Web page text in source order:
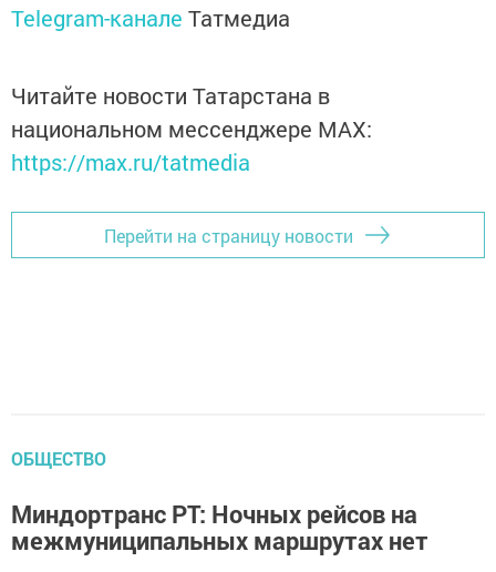
Telegram-канале Татмедиа
Читайте новости Татарстана в
национальном мессенджере MАХ:
https://max.ru/tatmedia
Перейти на страницу новости
ОБЩЕСТВО
Миндортранс РТ: Ночных рейсов на
межмуниципальных маршрутах нет